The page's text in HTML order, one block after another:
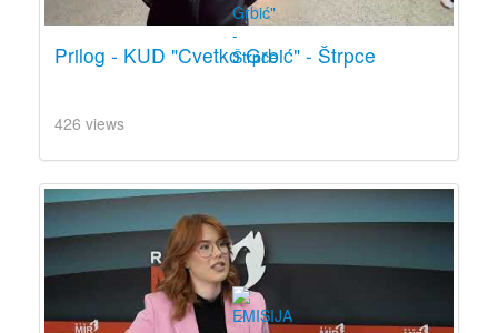
Prilog - KUD "Cvetko Grbić" - Štrpce
426 views